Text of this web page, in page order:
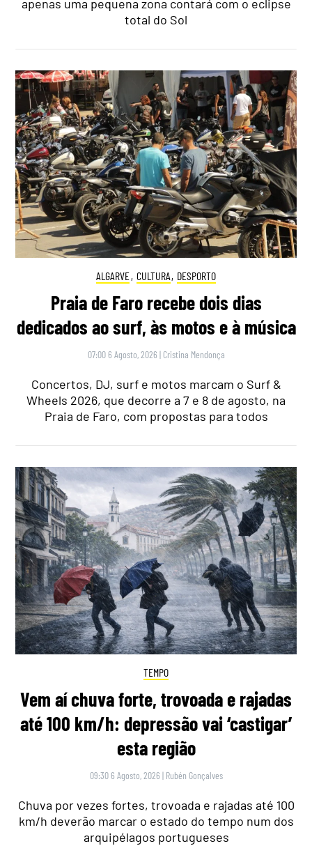
apenas uma pequena zona contará com o eclipse
total do Sol
ALGARVE, CULTURA, DESPORTO
Praia de Faro recebe dois dias
dedicados ao surf, às motos e à música
07:00 6 Agosto, 2026 | Cristina Mendonça
Concertos, DJ, surf e motos marcam o Surf &
Wheels 2026, que decorre a 7 e 8 de agosto, na
Praia de Faro, com propostas para todos
TEMPO
Vem aí chuva forte, trovoada e rajadas
até 100 km/h: depressão vai ‘castigar’
esta região
09:30 6 Agosto, 2026 | Rubén Gonçalves
Chuva por vezes fortes, trovoada e rajadas até 100
km/h deverão marcar o estado do tempo num dos
arquipélagos portugueses